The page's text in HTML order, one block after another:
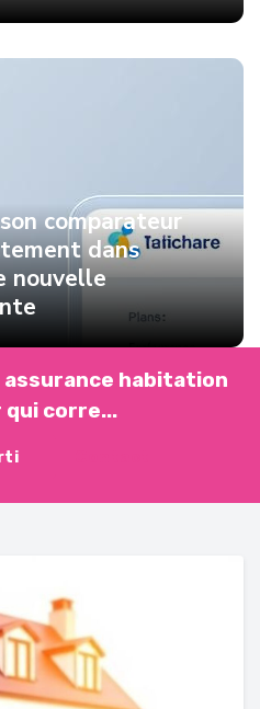
comparateur
dans
nouvelle
assurance habitation
qui corre...